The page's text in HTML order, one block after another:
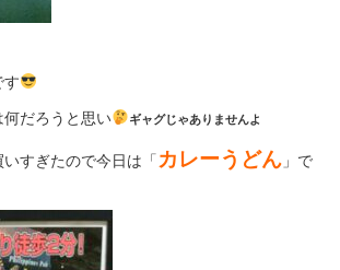
す
だろうと思い ギャグじゃありませんよ
すぎたので今日は「 カレーうどん 」で